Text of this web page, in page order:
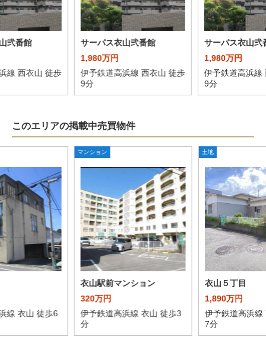
弐番館
線 西衣山 徒歩
サーパス衣山弐番館
1,980万円
伊予鉄道高浜線 西衣山 徒歩
9分
サーパス衣山弐
1,980万円
伊予鉄道高浜線
9分
このエリアの掲載中売買物件
線 衣山 徒歩6
マンション
衣山駅前マンション
320万円
伊予鉄道高浜線 衣山 徒歩3
分
土地
衣山５丁目
1,890万円
伊予鉄道高浜線
7分